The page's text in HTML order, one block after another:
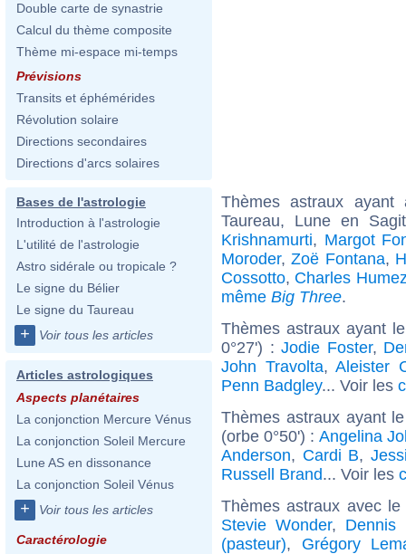
Double carte de synastrie
Calcul du thème composite
Thème mi-espace mi-temps
Prévisions
Transits et éphémérides
Révolution solaire
Directions secondaires
Directions d'arcs solaires
Bases de l'astrologie
Introduction à l'astrologie
L'utilité de l'astrologie
Astro sidérale ou tropicale ?
Le signe du Bélier
Le signe du Taureau
+ Voir tous les articles
Articles astrologiques
Aspects planétaires
La conjonction Mercure Vénus
La conjonction Soleil Mercure
Lune AS en dissonance
La conjonction Soleil Vénus
+ Voir tous les articles
Caractérologie
Thèmes astraux
Taureau, Lune en
Krishnamurti, Margot
Moroder,Zoë Fontana,
Cossotto, Charles
même Big Three.
Thèmes astraux ayant
0°27') :Jodie Foster,
John Travolta,Aleister
Penn Badgley... Voir les
Thèmes astraux ayant
(orbe 0°50') : Angelina
Anderson, Cardi B,
Russell Brand... Voir les
Thèmes astraux avec
Stevie Wonder, Dennis
(pasteur), Grégory